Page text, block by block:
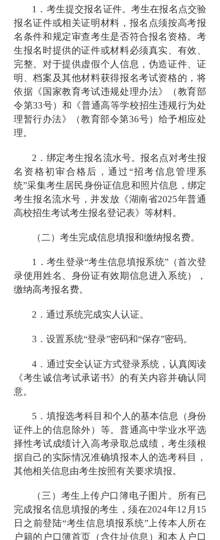
1．考生提交报名证件。考生在报名点交验
报名证件或相关证明材料，报名点须按高考报
名条件和规定审查考生是否符合报名资格。考
生报名时提供的证件或材料必须真实、有效、
完整。对于提供虚假个人信息，伪造证件、证
明、档案及其他材料获得报名考试资格的，将
依据《国家教育考试违规处理办法》（教育部
令第33号）和《普通高等学校招生违规行为处
理暂行办法》（教育部令第36号）给予相应处
理。
2．绑定考生报名流水号。报名点对考生报
名资格初审合格后，通过 “招考信息管理系
统”采集考生居民身份证信息和照片信息，绑定
考生报名流水号，并发放《湖南省2025年普通
高校招生考试考生报名登记表》等材料。
（二）考生完成信息填报和缴纳报名费。
1．考生登录“考生信息填报系统”（首次登
录使用姓名、身份证有效期信息进入系统），
缴纳高考报名费。
2．通过系统完成实人认证。
3．设置系统“登录”密码和“保存”密码。
4．通过安全认证方式登录系统，认真阅读
《考生诚信考试承诺书》的有关内容并确认同
意。
5．填报选考科目和个人的基本信息（身份
证件上的信息除外）等。普通高中学业水平选
择性考试成绩计入高考录取总成绩，考生须根
据自己的实际情况准确填报本人的选考科目，
其他相关信息由考生按照有关要求填报。
（三）考生上传户口簿电子图片。所有已
完成报名信息填报的考生，须在2024年12月15
日之前登陆“考生信息填报系统”上传本人所在
户籍的户口簿首页（含住址信息）和本人户口